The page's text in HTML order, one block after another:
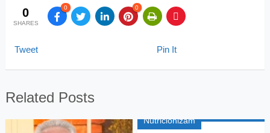
0
SHARES
0 0
Tweet Pin It
Related Posts
Nutricionizam